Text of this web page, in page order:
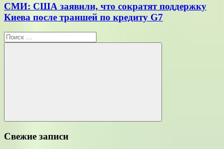
СМИ: США заявили, что сократят поддержку
Киева после траншей по кредиту G7
Поиск
для:
Поиск
Свежие записи